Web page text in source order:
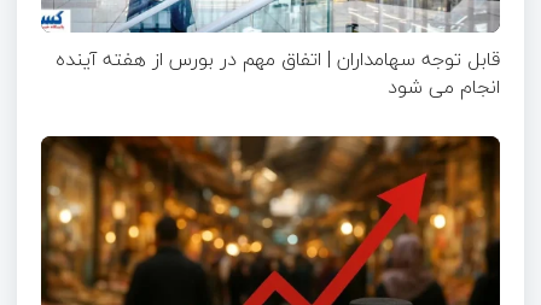
قابل توجه سهامداران | اتفاق مهم در بورس از هفته آینده
انجام می شود